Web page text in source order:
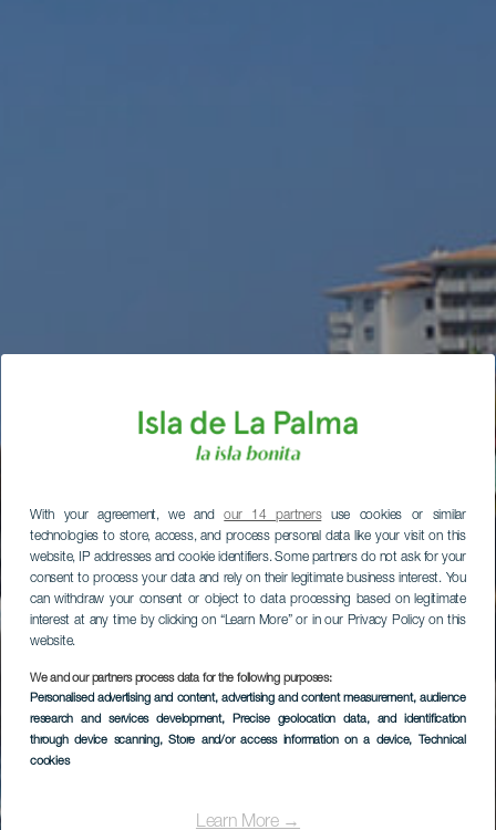
With your agreement, we andour 14 partnersuse cookies or similar
technologies to store, access, and process personal data like your visit on this
website, IP addresses and cookie identifiers. Some partners do not ask for your
consent to process your data and rely on their legitimate business interest. You
can withdraw your consent or object to data processing based on legitimate
interest at any time by clicking on “Learn More” or in our Privacy Policy on this
website.
We and our partners process data for the following purposes:
Personalised advertising and content, advertising and content measurement, audience
research and services development, Precise geolocation data, and identification
through device scanning, Store and/or access information on a device, Technical
cookies
Learn More →